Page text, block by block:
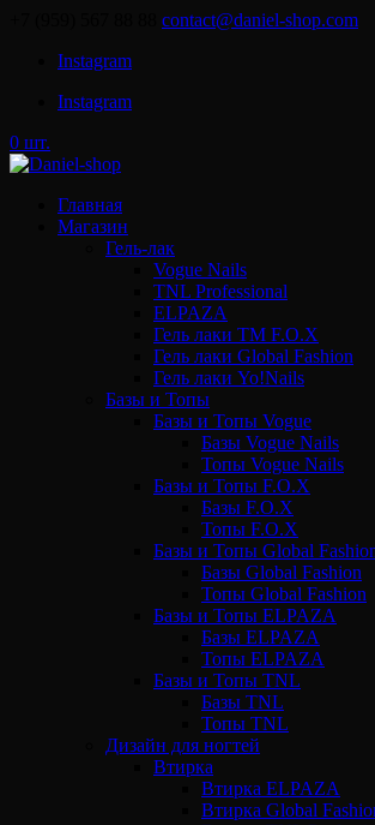
contact@daniel-shop.com
Instagram
Instagram
0 шт.
Главная
Магазин
Гель-лак
Vogue Nails
TNL Professional
ELPAZA
Гель лаки ТМ F.O.X
Гель лаки Global Fashion
Гель лаки Yo!Nails
Базы и Топы
Базы и Топы Vogue
Базы Vogue Nails
Топы Vogue Nails
Базы и Топы F.O.X
Базы F.O.X
Топы F.O.X
Базы и Топы Global
Базы Global Fashion
Топы Global Fashion
Базы и Топы ELPAZA
Базы ELPAZA
Топы ELPAZA
Базы и Топы TNL
Базы TNL
Топы TNL
Дизайн для ногтей
Втирка
Втирка ELPAZA
Втирка Global